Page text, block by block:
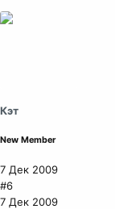
Кэт
New Member
7 Дек 2009
#6
7 Дек 2009